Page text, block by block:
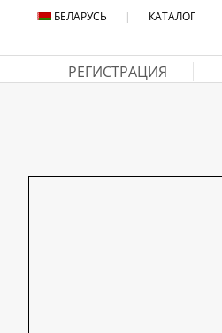
БЕЛАРУСЬ | КАТАЛОГ
РЕГИСТРАЦИЯ